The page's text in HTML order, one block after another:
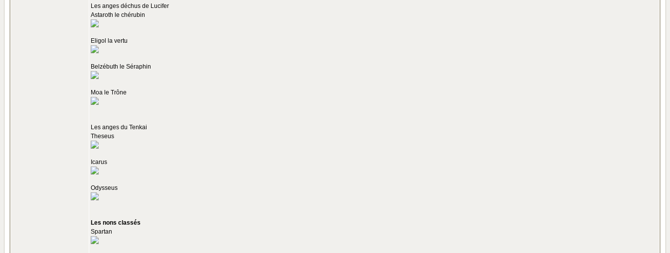
Les anges déchus de Lucifer
Astaroth le chérubin
Eligol la vertu
Belzébuth le Séraphin
Moa le Trône
Les anges du Tenkai
Theseus
Icarus
Odysseus
Les nons classés
Spartan